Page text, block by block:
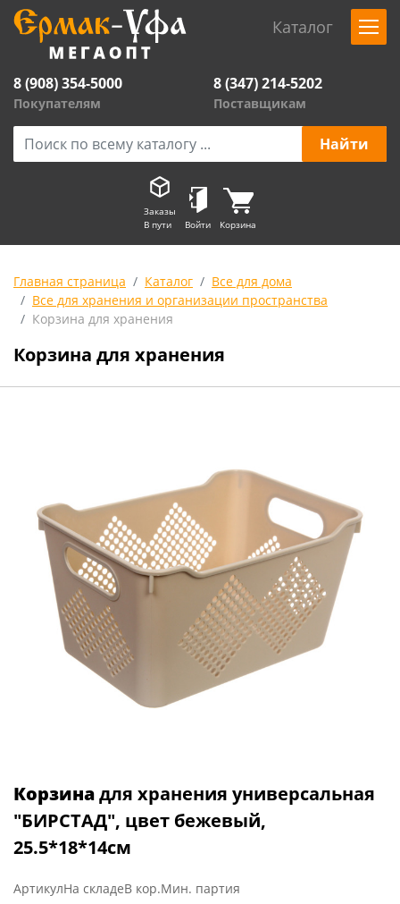
Каталог
8 (908) 354-5000
Покупателям
8 (347) 214-5202
Поставщикам
Заказы
В пути
Войти Корзина
Главная страница Каталог
Все для дома
Все для хранения и организации пространства
Корзина для хранения
Корзина для хранения
Корзинадля хранения универсальная
"БИРСТАД", цвет бежевый,
25.5*18*14см
АртикулНа складеВ кор.Мин. партия